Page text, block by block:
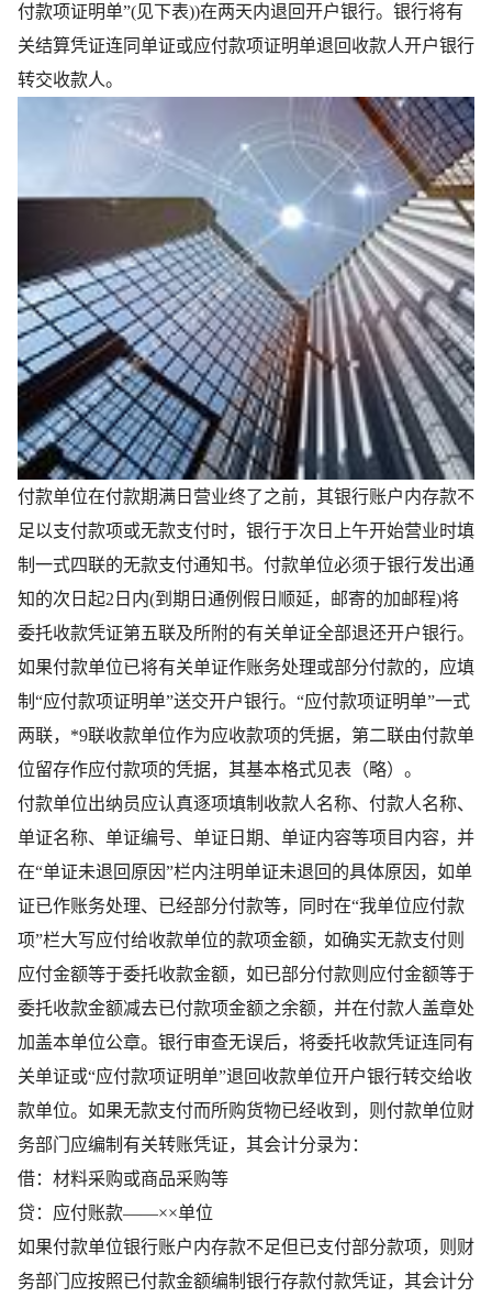
付款项证明单”(见下表))在两天内退回开户银行。银行将有
关结算凭证连同单证或应付款项证明单退回收款人开户银行
转交收款人。
付款单位在付款期满日营业终了之前，其银行账户内存款不
足以支付款项或无款支付时，银行于次日上午开始营业时填
制一式四联的无款支付通知书。付款单位必须于银行发出通
知的次日起2日内(到期日通例假日顺延，邮寄的加邮程)将
委托收款凭证第五联及所附的有关单证全部退还开户银行。
如果付款单位已将有关单证作账务处理或部分付款的，应填
制“应付款项证明单”送交开户银行。“应付款项证明单”一式
两联，*9联收款单位作为应收款项的凭据，第二联由付款单
位留存作应付款项的凭据，其基本格式见表（略）。
付款单位出纳员应认真逐项填制收款人名称、付款人名称、
单证名称、单证编号、单证日期、单证内容等项目内容，并
在“单证未退回原因”栏内注明单证未退回的具体原因，如单
证已作账务处理、已经部分付款等，同时在“我单位应付款
项”栏大写应付给收款单位的款项金额，如确实无款支付则
应付金额等于委托收款金额，如已部分付款则应付金额等于
委托收款金额减去已付款项金额之余额，并在付款人盖章处
加盖本单位公章。银行审查无误后，将委托收款凭证连同有
关单证或“应付款项证明单”退回收款单位开户银行转交给收
款单位。如果无款支付而所购货物已经收到，则付款单位财
务部门应编制有关转账凭证，其会计分录为：
借：材料采购或商品采购等
贷：应付账款——××单位
如果付款单位银行账户内存款不足但已支付部分款项，则财
务部门应按照已付款金额编制银行存款付款凭证，其会计分